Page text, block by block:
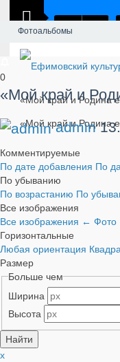
«Мой край и Родина
«Мой край и Родина
Фотоальбомы
0
«Мой край и
admin
Комментируемые
По дате добавления По
По убыванию
По возрастанию По
Все изображения
Все изображения ← Фото
Горизонтальные
Любая ориентация
Размер
Больше чем
Ширина
Высота
x